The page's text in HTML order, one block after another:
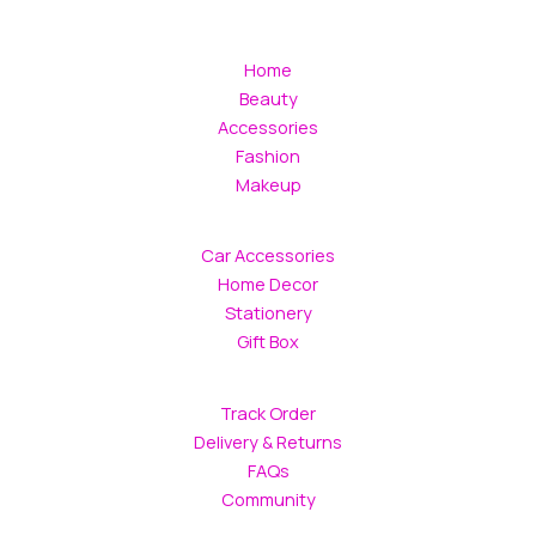
Home
Beauty
Accessories
Fashion
Makeup
Car Accessories
Home Decor
Stationery
Gift Box
Track Order
Delivery & Returns
FAQs
Community